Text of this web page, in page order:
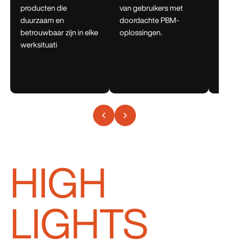
producten die
duurzaam en
betrouwbaar zijn in elke
werksituati
van gebruikers met
doordachte PBM-
oplossingen.
HIGH
LIGHTS